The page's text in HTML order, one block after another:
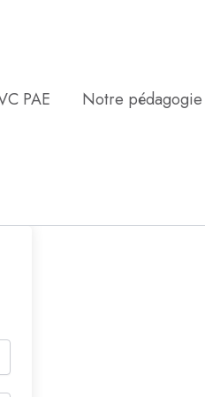
PAE Notre pédagogie